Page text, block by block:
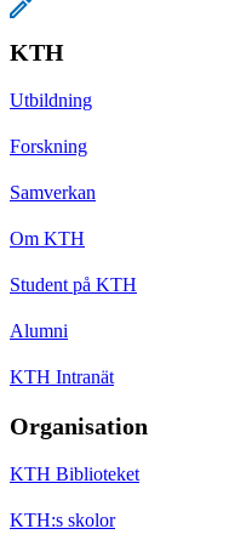
KTH
Utbildning
Forskning
Samverkan
Om KTH
Student på KTH
Alumni
KTH Intranät
Organisation
KTH Biblioteket
KTH:s skolor